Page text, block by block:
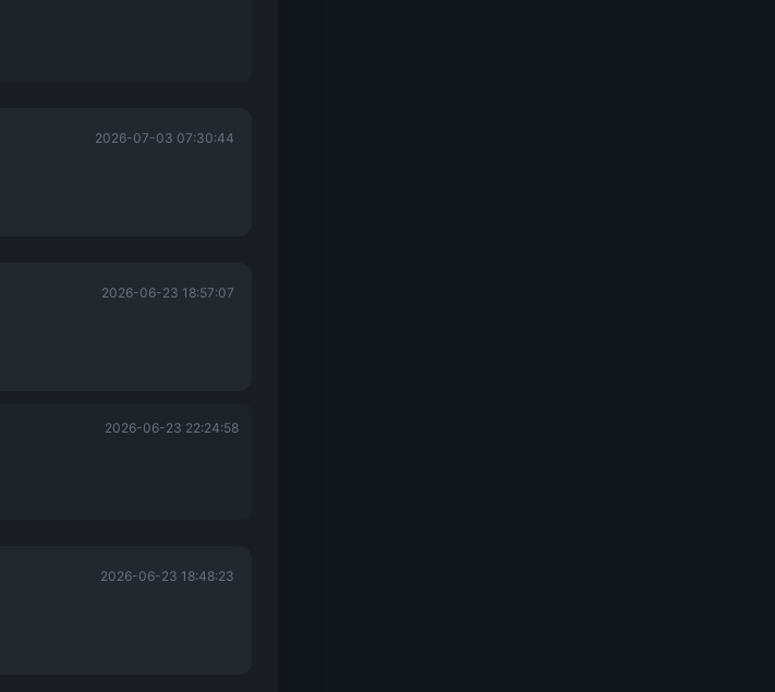
2026-07-03 07:30:44
2026-06-23 18:57:07
2026-06-23 22:24:58
2026-06-23 18:48:23